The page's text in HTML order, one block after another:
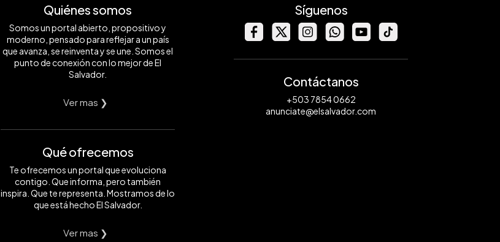
Quiénes somos
Somos un portal abierto, propositivo y
moderno, pensado para reflejar a un país
que avanza, se reinventa y se une. Somos el
punto de conexión con lo mejor de El
Salvador.
Ver mas ❯
Qué ofrecemos
Te ofrecemos un portal que evoluciona
contigo. Que informa, pero también
inspira. Que te representa. Mostramos de lo
que está hecho El Salvador.
Ver mas ❯
Síguenos
Contáctanos
+503 7854 0662
anunciate@elsalvador.com